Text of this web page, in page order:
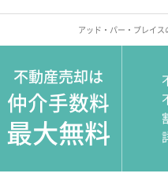
アッド・パー・プレイ
不動産売却は
仲介手数料
最大無料